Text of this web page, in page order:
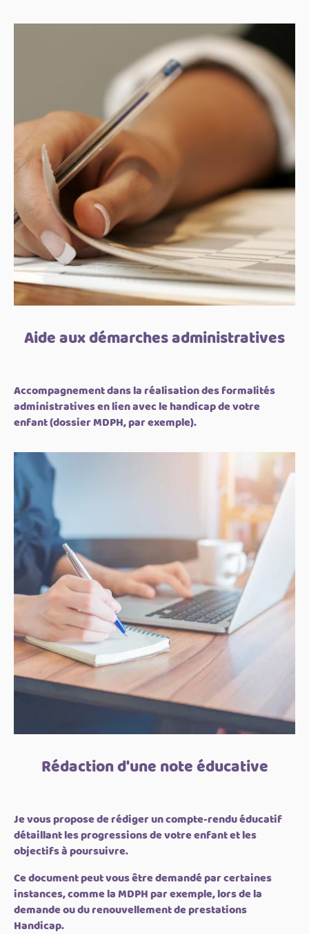
Aide aux démarches administratives
Accompagnement dans la réalisation des formalités
administratives en lien avec le handicap de votre
enfant (dossier MDPH, par exemple).
Rédaction d'une note éducative
Je vous propose de rédiger un compte-rendu éducatif
détaillant les progressions de votre enfant et les
objectifs à poursuivre.
Ce document peut vous être demandé par certaines
instances, comme la MDPH par exemple, lors de la
demande ou du renouvellement de prestations
Handicap.